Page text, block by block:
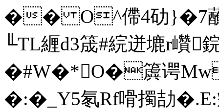
�� O^僀4劯}�7蘸
╙TL緾d3筬#綄迸塶r巑
�#W�*O�簴谔
�:�_Y5氡Rf嗗擉劼